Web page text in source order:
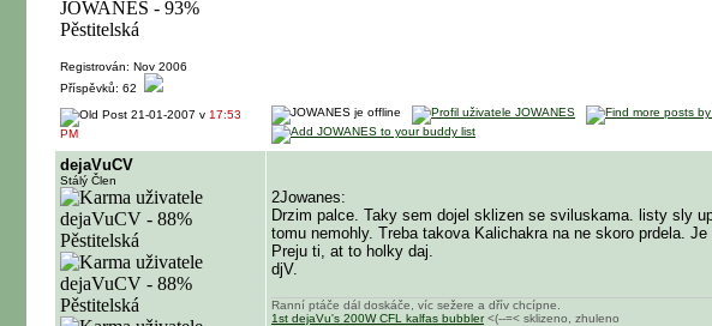
Registrován: Nov 2006
Příspěvků: 62
21-01-2007 v 17:53
PM
dejaVuCV
Stálý Člen
2Jowanes:
Drzim palce. Taky sem dojel sklizen se sviluskama. listy sly
tomu nemohly. Treba takova Kalichakra na ne skoro prdela.
Preju ti, at to holky daj.
djV.
Ranní ptáče dál doskáče, víc sežere a dřív chcípne.
1st dejaVu's 200W CFL kalfas bubbler<(--=< sklizeno, zhuleno